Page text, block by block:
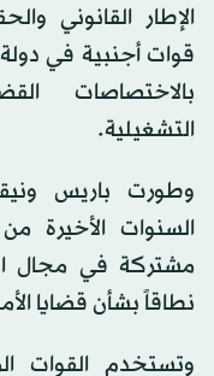
الإطار القانوني
قوات أجنبية في
بالاختصاصات
التشغيلية.
وطورت باريس
السنوات الأخيرة
مشتركة في مجال
نطاقاً بشأن قضايا
وتستخدم القوات